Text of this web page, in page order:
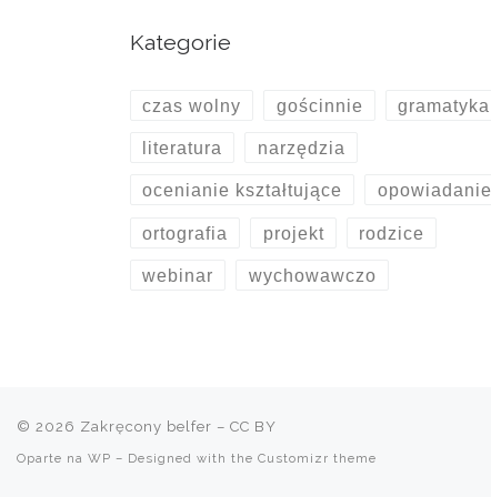
Kategorie
czas wolny gościnnie gramatyka
literatura narzędzia
ocenianie kształtujące opowiadanie
ortografia projekt rodzice
webinar wychowawczo
© 2026 Zakręcony belfer – CC BY
Oparte na WP – Designed with the Customizr theme